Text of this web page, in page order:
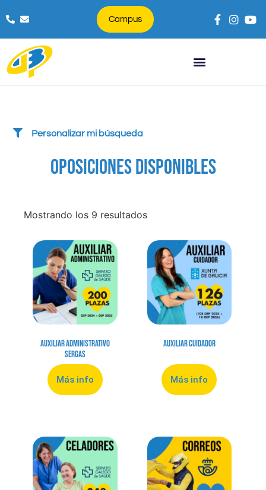
Campus
Personalizar mi búsqueda
OPOSICIONES DISPONIBLES
Mostrando los 9 resultados
Auxiliar Administrativo
Sergas
Más info
Auxiliar Cuidador
Más info